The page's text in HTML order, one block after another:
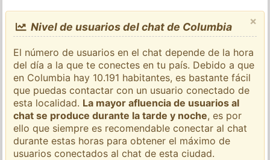
×
Nivel de usuarios del chat de Columbia
El número de usuarios en el chat depende de la hora
del día a la que te conectes en tu país. Debido a que
en Columbia hay 10.191 habitantes, es bastante fácil
que puedas contactar con un usuario conectado de
esta localidad. La mayor afluencia de usuarios al
chat se produce durante la tarde y noche, es por
ello que siempre es recomendable conectar al chat
durante estas horas para obtener el máximo de
usuarios conectados al chat de esta ciudad.